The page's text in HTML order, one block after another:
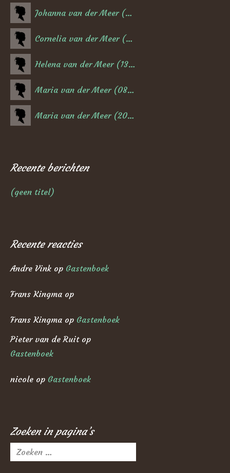
Johanna van der Meer (06-02-1884)
Cornelia van der Meer (17-02-1882)
Helena van der Meer (13-02-1880)
Maria van der Meer (08-08-1878)
Maria van der Meer (20-07-1876)
Recente berichten
(geen titel)
Recente reacties
Andre Vink op Gastenboek
Frans Kingma op
Frans Kingma op Gastenboek
Pieter van de Ruitop
Gastenboek
nicole op Gastenboek
Zoeken in pagina’s
Zoeken
naar: